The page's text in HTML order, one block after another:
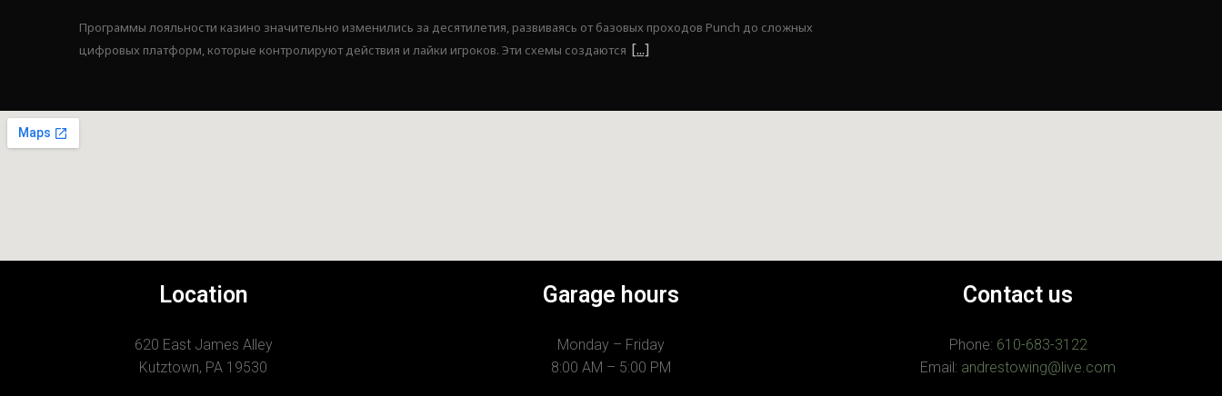
Программы лояльности казино значительно изменились за десятилетия, развиваясь от базовых проходов Punch до сложных
цифровых платформ, которые контролируют действия и лайки игроков. Эти схемы создаются
Location
620 East James Alley
Kutztown, PA 19530
Garage hours
Monday – Friday
8:00 AM – 5:00 PM
Contact us
Phone: 610-683-3122
Email: andrestowing@live.com